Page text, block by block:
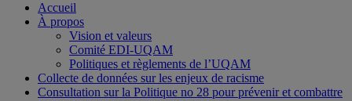
Accueil
À propos
Vision et valeurs
Comité EDI-UQAM
Politiques et règlements de l’UQAM
Collecte de données sur les enjeux de racisme
Consultation sur la Politique no 28 pour prévenir et combattre